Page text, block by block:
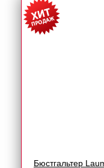
Бюстгальтер